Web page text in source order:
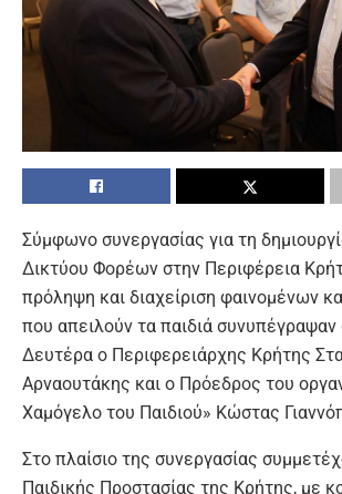
Σύμφωνο συνεργασίας για τη
Δικτύου Φορέων στην Περιφέρεια
πρόληψη και διαχείριση φαινομένων
που απειλούν τα παιδιά
Δευτέρα ο Περιφερειάρχης Κρήτης
Αρναουτάκης και ο Πρόεδρος του
Χαμόγελο του Παιδιού» Κώστας
Στο πλαίσιο της συνεργασίας
Παιδικής Προστασίας της Κρήτης, με